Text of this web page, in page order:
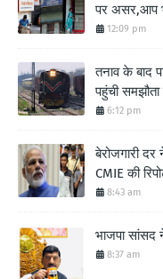
पर असर,आप
12:09 pm
तनाव के बाद
पहुंची
6:12 pm
बेरोजगारी दर
CMIE की
8:43 am
भाजपा सांसद
8:37 am